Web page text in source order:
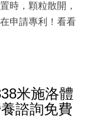
時，顆粒散開，
申請專利！看看
米施洛體
諮詢免費